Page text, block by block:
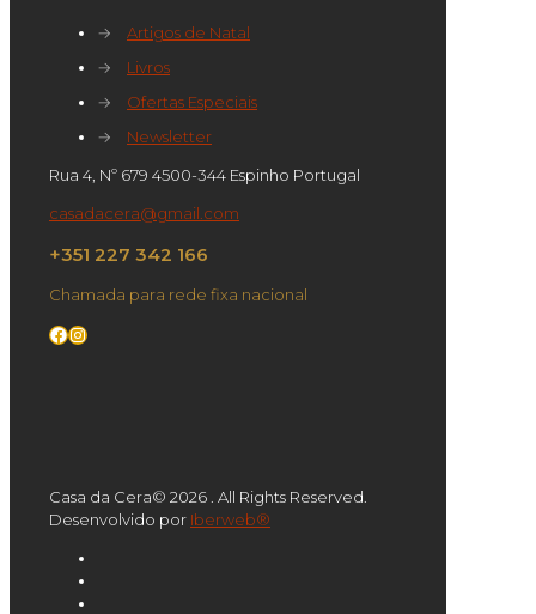
→
Artigos de Natal
→
Livros
→
Ofertas Especiais
→
Newsletter
Rua 4, Nº 679 4500-344 Espinho Portugal
casadacera@gmail.com
+351 227 342 166
Chamada para rede fixa nacional
Facebook
Instagram
Casa da Cera© 2026 . All Rights Reserved.
Desenvolvido por Iberweb®